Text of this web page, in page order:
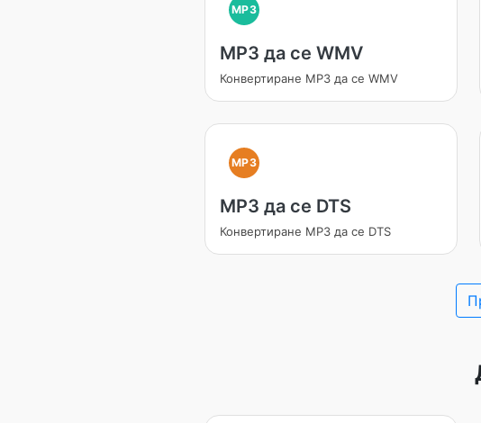
MP3
MP3 да се WMV
Конвертиране MP3 да се WMV
MP3
MP3 да се DTS
Конвертиране MP3 да се DTS